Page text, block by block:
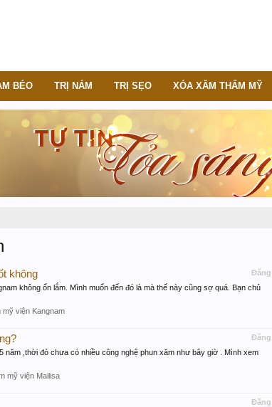
Đăng
không
không ổn lắm. Mình muốn đến đó là mà thế này cũng sợ quá. Bạn chủ
mỹ viện Kangnam
Đăng
năm ,thời đó chưa có nhiều công nghệ phun xăm như bây giờ . Mình xem
mỹ viện Mailisa
Đăng
BÉO TRỊ NÁM TRỊ SẸO XÓA XĂM THẨM MỸ